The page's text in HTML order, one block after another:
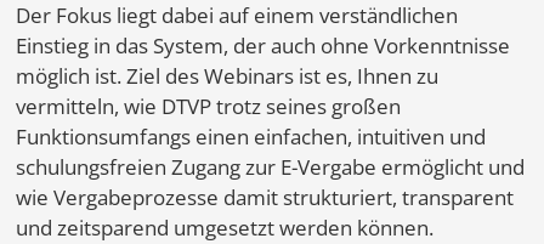
Der Fokus liegt dabei auf einem verständlichen
Einstieg in das System, der auch ohne Vorkenntnisse
möglich ist. Ziel des Webinars ist es, Ihnen zu
vermitteln, wie DTVP trotz seines großen
Funktionsumfangs einen einfachen, intuitiven und
schulungsfreien Zugang zur E-Vergabe ermöglicht und
wie Vergabeprozesse damit strukturiert, transparent
und zeitsparend umgesetzt werden können.